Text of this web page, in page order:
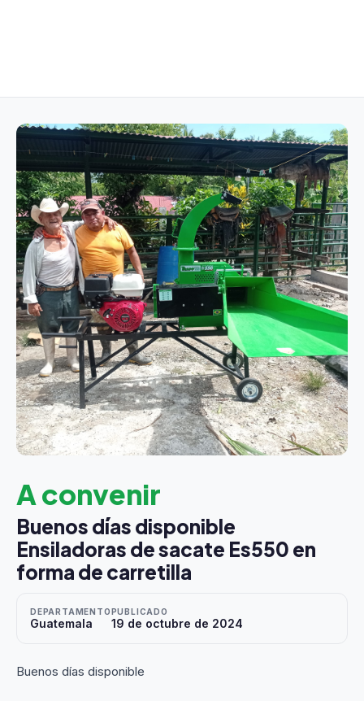
A convenir
Buenos días disponible
Ensiladoras de sacate Es550 en
forma de carretilla
DEPARTAMENTO
Guatemala
PUBLICADO
19 de octubre de 2024
Buenos días disponible